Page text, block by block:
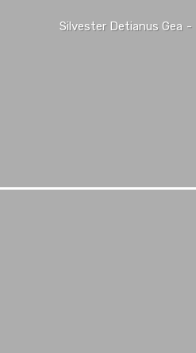
Silvester Detianus Gea -